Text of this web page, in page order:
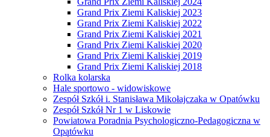
Grand Prix Ziemi Kaliskiej 2023
Grand Prix Ziemi Kaliskiej 2022
Grand Prix Ziemi Kaliskiej 2021
Grand Prix Ziemi Kaliskiej 2020
Grand Prix Ziemi Kaliskiej 2019
Grand Prix Ziemi Kaliskiej 2018
Rolka kolarska
Hale sportowo - widowiskowe
Zespół Szkół i. Stanisława Mikołajczaka w Opatówku
Zespół Szkół Nr 1 w Liskowie
Powiatowa Poradnia Psychologiczno-Pedagogiczna w
Opatówku